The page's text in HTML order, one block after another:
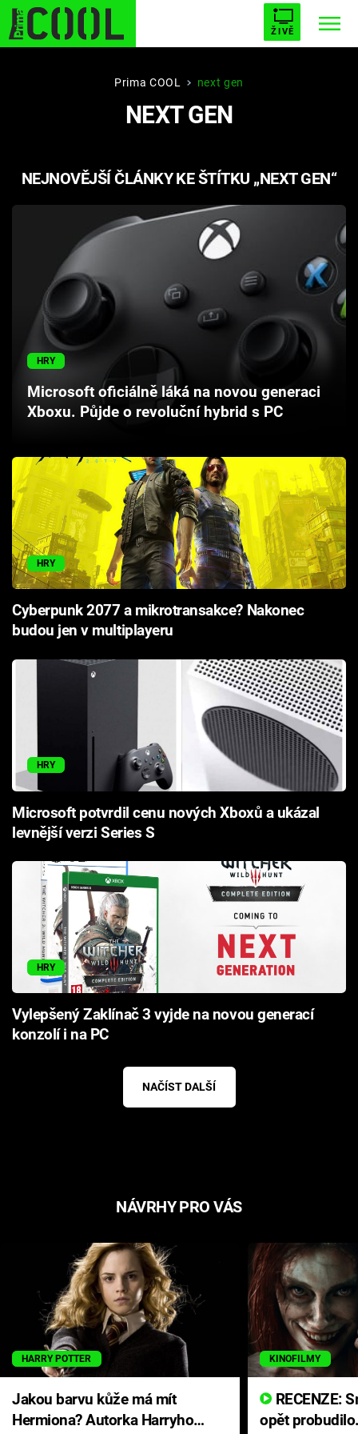
ŽIVĚ
STARHOUSE BUFFY, PŘEMOŽITELKA UPÍRŮ
PLNEJ KOTEL AVENGERS 5
Seriály
Hry
Cool Esport
Pořady
TV Program
Sledujte prima+
Přihlášení
Sledujte nás
Prima COOL next gen
NEXT GEN
NEJNOVĚJŠÍ ČLÁNKY KE ŠTÍTKU „NEXT GEN“
HRY
Microsoft oficiálně láká na novou generaci
Xboxu. Půjde o revoluční hybrid s PC
HRY
Cyberpunk 2077 a mikrotransakce? Nakonec
budou jen v multiplayeru
HRY
Microsoft potvrdil cenu nových Xboxů a ukázal
levnější verzi Series S
HRY
Vylepšený Zaklínač 3 vyjde na novou generací
konzolí i na PC
NAČÍST DALŠÍ
NÁVRHY PRO VÁS
HARRY POTTER
Jakou barvu kůže má mít
Hermiona? Autorka Harryho
KINOFILMY
opět